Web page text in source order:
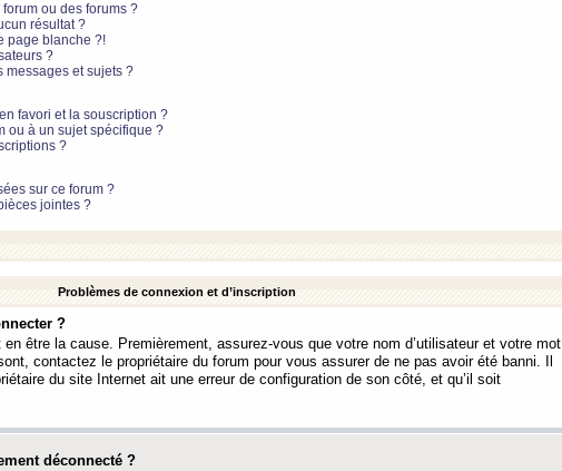
ou des forums ?
résultat ?
page blanche ?!
?
messages et sujets ?
favori et la souscription ?
ou à un sujet spécifique ?
?
sur ce forum ?
jointes ?
Problèmes de connexion et d’inscription
?
en être la cause. Premièrement, assurez-vous que votre nom d’utilisateur et votre mot
contactez le propriétaire du forum pour vous assurer de ne pas avoir été banni. Il
du site Internet ait une erreur de configuration de son côté, et qu’il soit
déconnecté ?